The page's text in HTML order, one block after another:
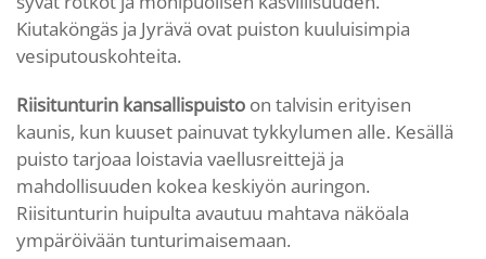
Kiutaköngäs ja Jyrävä ovat puiston kuuluisimpia
vesiputouskohteita.
Riisitunturin kansallispuisto on talvisin erityisen
kaunis, kun kuuset painuvat tykkylumen alle. Kesällä
puisto tarjoaa loistavia vaellusreittejä ja
mahdollisuuden kokea keskiyön auringon.
Riisitunturin huipulta avautuu mahtava näköala
ympäröivään tunturimaisemaan.